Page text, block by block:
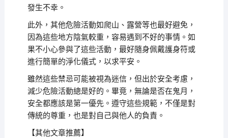
發生不幸。
此外，其他危險活動如爬山、露營等也最好避免，
因為這些地方陰氣較重，容易遇到不好的事情。如
果不小心參與了這些活動，最好隨身佩戴護身符或
進行簡單的淨化儀式，以求平安。
雖然這些禁忌可能被視為迷信，但出於安全考慮，
減少危險活動總是好的。畢竟，無論是否在鬼月，
安全都應該是第一優先。遵守這些規範，不僅是對
傳統的尊重，也是對自己與他人的負責。
【其他文章推薦】